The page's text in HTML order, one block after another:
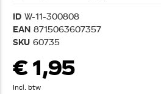
ID W-11-300808
EAN 8715063607357
SKU 60735
€ 1,95
Incl. btw